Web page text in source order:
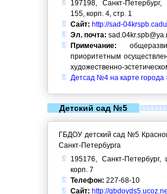
197198, Санкт-
155, корп. 4, стр. 1
Сайт: http://sad-
Эл. почта:
Примечание:
приоритетным
художественно-
Детсад №4 на карте города
Детский сад №5
ГБДОУ детский сад №5
Санкт-Петербурга
195176, Санкт-
корп. 7
Телефон: 227-68-10
Сайт: http://